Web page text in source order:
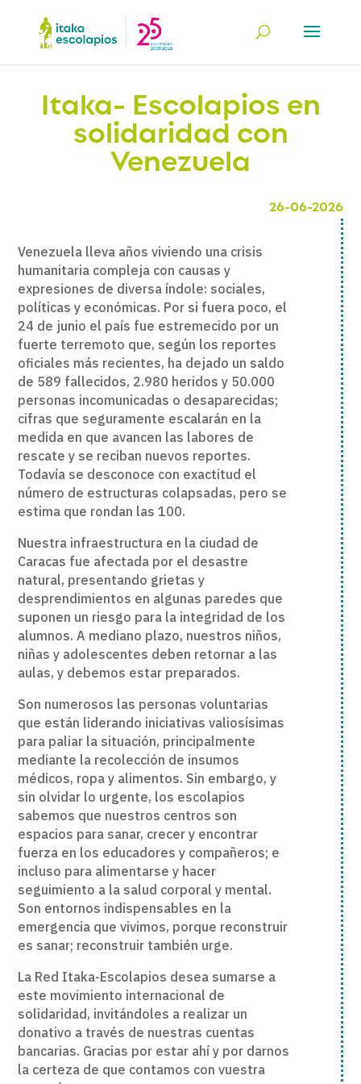
Itaka- Escolapios en
solidaridad con
Venezuela​
26-06-2026
Venezuela lleva años viviendo una crisis
humanitaria compleja con causas y
expresiones de diversa índole: sociales,
políticas y económicas. Por si fuera poco, el
24 de junio el país fue estremecido por un
fuerte terremoto que, según los reportes
oficiales más recientes, ha dejado un saldo
de 589 fallecidos, 2.980 heridos y 50.000
personas incomunicadas o desaparecidas;
cifras que seguramente escalarán en la
medida en que avancen las labores de
rescate y se reciban nuevos reportes.
Todavía se desconoce con exactitud el
número de estructuras colapsadas, pero se
estima que rondan las 100.
Nuestra infraestructura en la ciudad de
Caracas fue afectada por el desastre
natural, presentando grietas y
desprendimientos en algunas paredes que
suponen un riesgo para la integridad de los
alumnos. A mediano plazo, nuestros niños,
niñas y adolescentes deben retornar a las
aulas, y debemos estar preparados.
Son numerosos las personas voluntarias
que están liderando iniciativas valiosísimas
para paliar la situación, principalmente
mediante la recolección de insumos
médicos, ropa y alimentos. Sin embargo, y
sin olvidar lo urgente, los escolapios
sabemos que nuestros centros son
espacios para sanar, crecer y encontrar
fuerza en los educadores y compañeros; e
incluso para alimentarse y hacer
seguimiento a la salud corporal y mental.
Son entornos indispensables en la
emergencia que vivimos, porque reconstruir
es sanar; reconstruir también urge.
La Red Itaka-Escolapios desea sumarse a
este movimiento internacional de
solidaridad, invitándoles a realizar un
donativo a través de nuestras cuentas
bancarias. Gracias por estar ahí y por darnos
la certeza de que contamos con vuestra